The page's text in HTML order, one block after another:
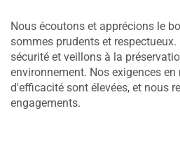
Nous écoutons et apprécions le
sommes prudents et
sécurité et veillons à la
environnement. Nos exigences
d'efficacité sont élevées, et nous
engagements.